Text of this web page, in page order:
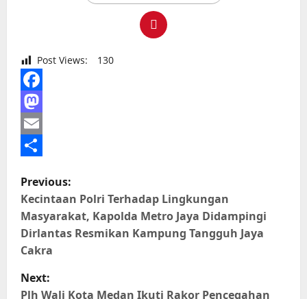
Post Views: 130
Facebook
Mastodon
Email
P
o
s
t
n
Previous:
Kecintaan Polri Terhadap Lingkungan
Masyarakat, Kapolda Metro Jaya Didampingi
Dirlantas Resmikan Kampung Tangguh Jaya
Cakra
Next:
Plh Wali Kota Medan Ikuti Rakor Pencegahan